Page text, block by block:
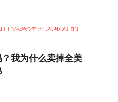
？我为什么卖掉全美